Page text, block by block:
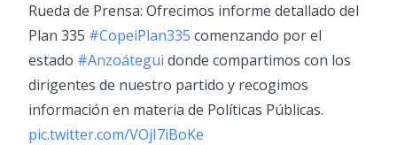
Rueda de Prensa: Ofrecimos informe detallado del
Plan 335 #CopeiPlan335 comenzando por el
estado #Anzoátegui donde compartimos con los
dirigentes de nuestro partido y recogimos
información en materia de Políticas Públicas.
pic.twitter.com/VOjI7iBoKe